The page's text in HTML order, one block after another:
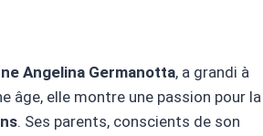
Angelina Germanotta, a grandi à
âge, elle montre une passion pour la
. Ses parents, conscients de son